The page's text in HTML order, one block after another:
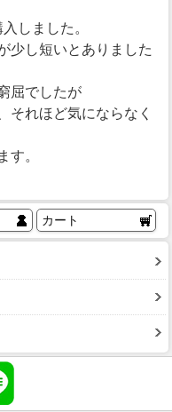
しました。
少し短いとありました
屈でしたが
それほど気にならなく
す。
カート